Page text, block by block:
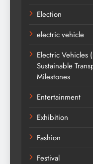
Election
electric vehicle
Electric Vehicles
Sustainable
Milestones
Entertainment
Exhibition
Fashion
Festival